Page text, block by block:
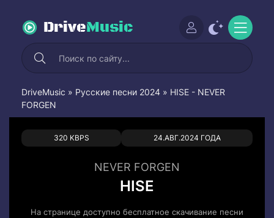
DriveMusic
DriveMusic » Русские песни 2024 » HISE - NEVER
FORGEN
320 KBPS 24.АВГ.2024 ГОДА
0 0
NEVER FORGEN
HISE
На странице доступно бесплатное скачивание песни